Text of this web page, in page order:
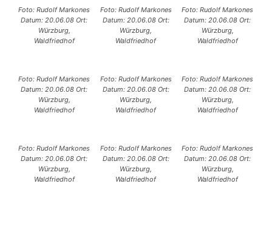
Foto: Rudolf Markones
Datum: 20.06.08 Ort:
Würzburg,
Waldfriedhof
Foto: Rudolf Markones
Datum: 20.06.08 Ort:
Würzburg,
Waldfriedhof
Foto: Rudolf Markones
Datum: 20.06.08 Ort:
Würzburg,
Waldfriedhof
Foto: Rudolf Markones
Datum: 20.06.08 Ort:
Würzburg,
Waldfriedhof
Foto: Rudolf Markones
Datum: 20.06.08 Ort:
Würzburg,
Waldfriedhof
Foto: Rudolf Markones
Datum: 20.06.08 Ort:
Würzburg,
Waldfriedhof
Foto: Rudolf Markones
Datum: 20.06.08 Ort:
Würzburg,
Waldfriedhof
Foto: Rudolf Markones
Datum: 20.06.08 Ort:
Würzburg,
Waldfriedhof
Foto: Rudolf Markones
Datum: 20.06.08 Ort:
Würzburg,
Waldfriedhof